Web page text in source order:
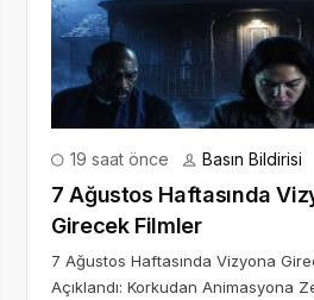
19 saat önce Basın Bildirisi
7 Ağustos Haftasında
Girecek Filmler
7 Ağustos Haftasında Vizyona
Açıklandı: Korkudan Animasyona